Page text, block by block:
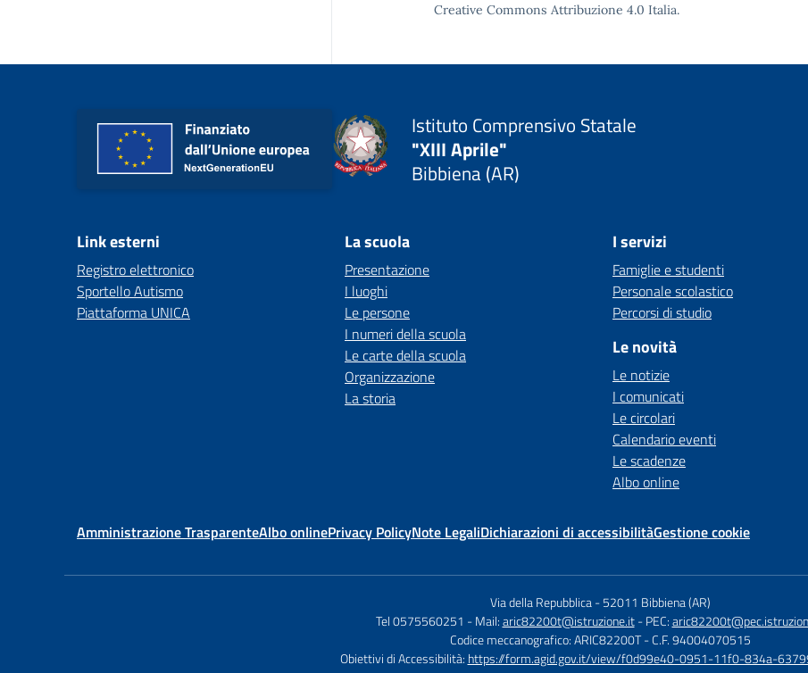
Creative Commons Attribuzione 4.0 Italia.
Istituto Comprensivo Statale
"XIII Aprile"
Bibbiena (AR)
Link esterni
Registro elettronico
Sportello Autismo
Piattaforma UNICA
La scuola
Presentazione
I luoghi
Le persone
I numeri della scuola
Le carte della scuola
Organizzazione
La storia
I servizi
Famiglie e studenti
Personale scolastico
Percorsi di studio
Le novità
Le notizie
I comunicati
Le circolari
Calendario eventi
Le scadenze
Albo online
Amministrazione TrasparenteAlbo onlinePrivacy PolicyNote LegaliDichiarazioni di accessibilitàGestione cookie
Via della Repubblica -52011 Bibbiena (AR)
Tel 0575560251 - Mail:aric82200t@istruzione.it - PEC:
Codice meccanografico: ARIC82200T - C.F. 94004070515
Obiettivi di Accessibilità: https://form.agid.gov.it/view/f0d99e40-0951-11f0-834a-